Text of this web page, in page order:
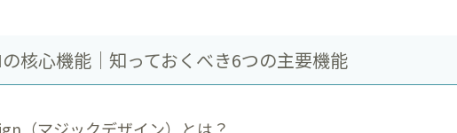
核心機能｜知っておくべき6つの主要機能
（マジックデザイン）とは？